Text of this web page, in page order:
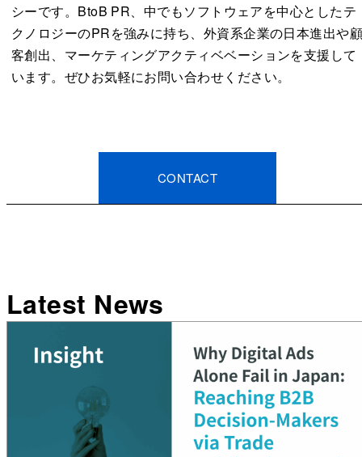
シーです。BtoB PR、中でもソフトウェアを中心としたテ
クノロジーのPRを強みに持ち、外資系企業の日本進出や
客創出、マーケティングアクティベベーションを支援して
います。ぜひお気軽にお問い合わせください。
CONTACT
Latest News